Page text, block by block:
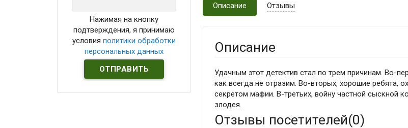
Нажимая на кнопку
подтверждения, я принимаю
условияполитики обработки
персональных данных
Описание Отзывы
Описание
Удачным этот детектив стал по трем причинам. Во-
как всегда не отразим. Во-вторых, хорошие ребята,
секретом мафии. В-третьих, войну частной сыскной
злодея.
Отзывы посетителей(0)